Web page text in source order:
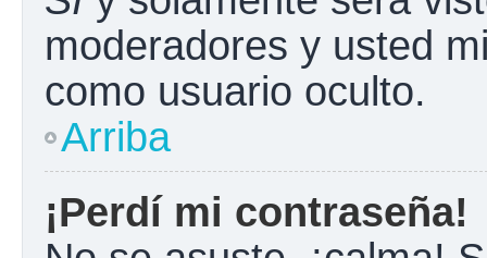
moderadores y usted
como usuario oculto.
Arriba
¡Perdí mi contraseña!